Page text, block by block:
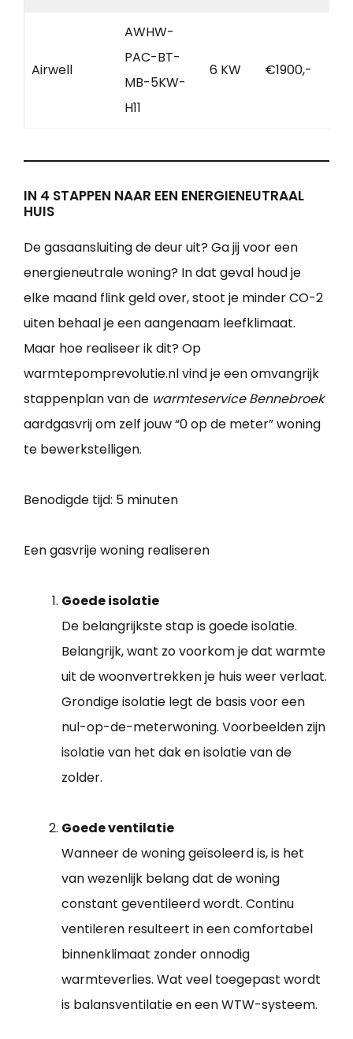
Airwell
AWHW-
PAC-BT-
MB-5KW-
H11
6 KW €1900,-
IN 4 STAPPEN NAAR EEN ENERGIENEUTRAAL
HUIS
De gasaansluiting de deur uit? Ga jij voor een
energieneutrale woning? In dat geval houd je
elke maand flink geld over, stoot je minder CO-2
uiten behaal je een aangenaam leefklimaat.
Maar hoe realiseer ik dit? Op
warmtepomprevolutie.nl vind je een omvangrijk
stappenplan van de warmteservice Bennebroek
aardgasvrij om zelf jouw “0 op de meter” woning
te bewerkstelligen.
Benodigde tijd: 5 minuten
Een gasvrije woning realiseren
Goede isolatie
De belangrijkste stap is goede isolatie.
Belangrijk, want zo voorkom je dat warmte
uit de woonvertrekken je huis weer verlaat.
Grondige isolatie legt de basis voor een
nul-op-de-meterwoning. Voorbeelden zijn
isolatie van het dak en isolatie van de
zolder.
Goede ventilatie
Wanneer de woning geïsoleerd is, is het
van wezenlijk belang dat de woning
constant geventileerd wordt. Continu
ventileren resulteert in een comfortabel
binnenklimaat zonder onnodig
warmteverlies. Wat veel toegepast wordt
is balansventilatie en een WTW-systeem.